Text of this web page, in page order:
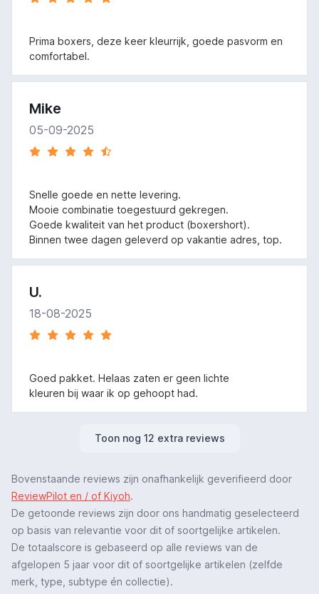
Prima boxers, deze keer kleurrijk, goede pasvorm en
comfortabel.
Mike
05-09-2025
Snelle goede en nette levering.
Mooie combinatie toegestuurd gekregen.
Goede kwaliteit van het product (boxershort).
Binnen twee dagen geleverd op vakantie adres, top.
U.
18-08-2025
Goed pakket. Helaas zaten er geen lichte
kleuren bij waar ik op gehoopt had.
Toon nog 12 extra reviews
Bovenstaande reviews zijn onafhankelijk geverifieerd door
ReviewPilot en / of Kiyoh.
De getoonde reviews zijn door ons handmatig geselecteerd
op basis van relevantie voor dit of soortgelijke artikelen.
De totaalscore is gebaseerd op alle reviews van de
afgelopen 5 jaar voor dit of soortgelijke artikelen (zelfde
merk, type, subtype én collectie).